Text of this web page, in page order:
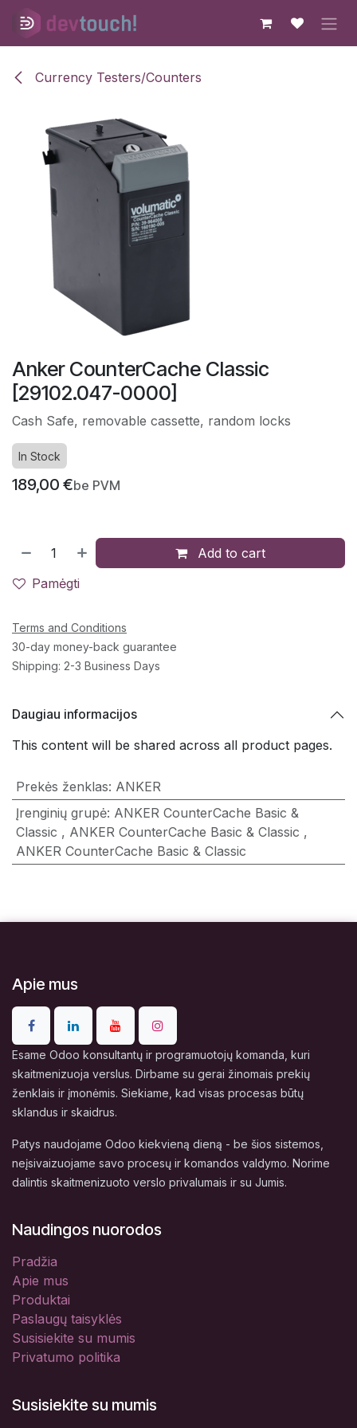
Skip to Content
Currency Testers/Counters
Anker CounterCache Classic
[29102.047-0000]
Cash Safe, removable cassette, random locks
In Stock
189,00 €be PVM
Add to cart
Pamėgti
Terms and Conditions
30-day money-back guarantee
Shipping: 2-3 Business Days
Daugiau informacijos
This content will be shared across all product pages.
Prekės ženklas: ANKER
Įrenginių grupė: ANKER CounterCache Basic &
Classic , ANKER CounterCache Basic & Classic ,
ANKER CounterCache Basic & Classic
Apie mus
Esame Odoo konsultantų ir programuotojų komanda, kuri
skaitmenizuoja verslus. Dirbame su gerai žinomais prekių
ženklais ir įmonėmis. Siekiame, kad visas procesas būtų
sklandus ir skaidrus.
Patys naudojame Odoo kiekvieną dieną - be šios sistemos,
neįsivaizuojame savo procesų ir komandos valdymo. Norime
dalintis skaitmenizuoto verslo privalumais ir su Jumis.
Naudingos nuorodos
Pradžia
Apie mus
Produktai
Paslaugų taisyklės
Susisiekite su mumis
Privatumo politika
Susisiekite su mumis